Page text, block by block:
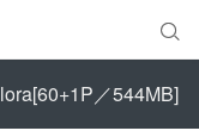

／544MB]